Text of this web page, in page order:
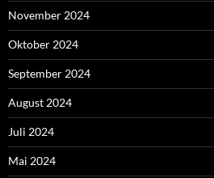
November 2024
Oktober 2024
September 2024
August 2024
Juli 2024
Mai 2024